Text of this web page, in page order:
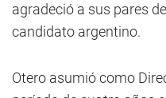
agradeció a sus pares
candidato argentino.
Otero asumió como